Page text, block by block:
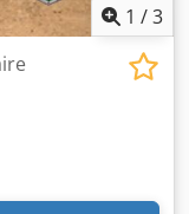
1 /3